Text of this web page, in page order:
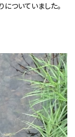
ついていました。